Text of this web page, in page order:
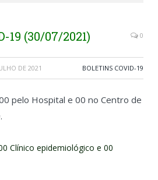
19 (30/07/2021) 0
DE 2021 BOLETINS COVID-19
pelo Hospital e 00 no Centro de
Clínico epidemiológico e 00